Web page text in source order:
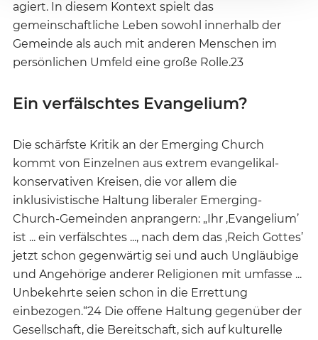
agiert. In diesem Kontext spielt das
gemeinschaftliche Leben sowohl innerhalb der
Gemeinde als auch mit anderen Menschen im
persönlichen Umfeld eine große Rolle.23
Ein verfälschtes Evangelium?
Die schärfste Kritik an der Emerging Church
kommt von Einzelnen aus extrem evangelikal-
konservativen Kreisen, die vor allem die
inklusivistische Haltung liberaler Emerging-
Church-Gemeinden anprangern: „Ihr ‚Evangelium’
ist ... ein verfälschtes ..., nach dem das ‚Reich Gottes’
jetzt schon gegenwärtig sei und auch Ungläubige
und Angehörige anderer Religionen mit umfasse ...
Unbekehrte seien schon in die Errettung
einbezogen.“24 Die offene Haltung gegenüber der
Gesellschaft, die Bereitschaft, sich auf kulturelle